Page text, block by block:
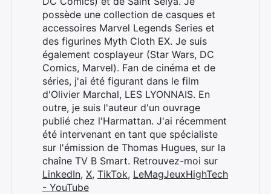
possède une collection de casques et
accessoires Marvel Legends Series et
des figurines Myth Cloth EX. Je suis
également cosplayeur (Star Wars, DC
Comics, Marvel). Fan de cinéma et de
séries, j'ai été figurant dans le film
d'Olivier Marchal, LES LYONNAIS. En
outre, je suis l'auteur d'un ouvrage
publié chez l'Harmattan. J'ai récemment
été intervenant en tant que spécialiste
sur l'émission de Thomas Hugues, sur la
chaîne TV B Smart. Retrouvez-moi sur
LinkedIn, X, TikTok, LeMagJeuxHighTech
- YouTube